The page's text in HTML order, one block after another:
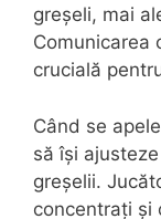
greșeli, mai
Comunicarea
crucială
Când se
să își
greșelii.
concentrați și